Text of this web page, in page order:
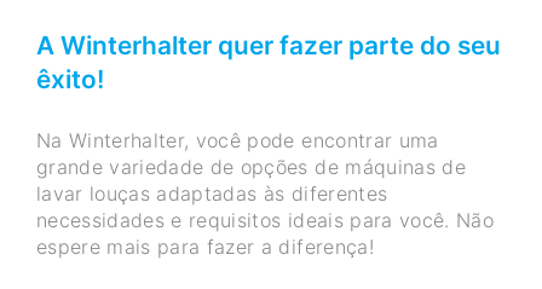
A Winterhalter quer fazer parte do seu
êxito!
Na Winterhalter, você pode encontrar uma
grande variedade de opções de máquinas de
lavar louças adaptadas às diferentes
necessidades e requisitos ideais para você. Não
espere mais para fazer a diferença!